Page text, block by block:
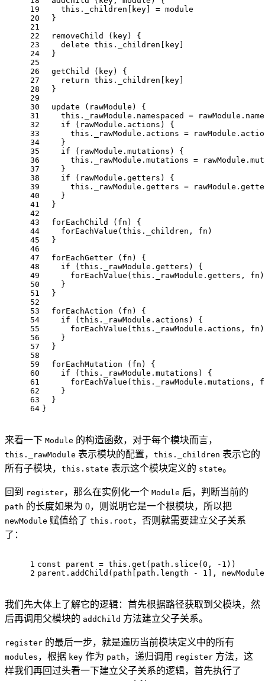
19
20
21
22
23
24
25
26
27
28
29
30
31
32
33
34
35
36
37
38
39
40
41
42
43
44
45
46
47
48
49
50
51
52
53
54
55
56
57
58
59
60
61
62
63
64
this . _children [key] = module
  }
removeChild
(key) {
delete this . _children [key]
  }
getChild
(key) {
return this . _children [key]
  }
update (rawModule) {
this . _rawModule . namespaced = rawModule.
if (rawModule. actions ) {
this . _rawModule . actions = rawModule.
    }
if (rawModule. mutations ) {
this . _rawModule . mutations = rawModule.
    }
if (rawModule. getters ) {
this . _rawModule . getters = rawModule.
    }
  }
forEachChild
(fn) {
forEachValue (this . _children , fn)
  }
forEachGetter (fn) {
if (this . _rawModule . getters ) {
forEachValue (this . _rawModule . getters , fn)
    }
  }
forEachAction (fn) {
if (this . _rawModule . actions ) {
forEachValue (this . _rawModule . actions , fn)
    }
  }
forEachMutation (fn) {
if (this . _rawModule . mutations ) {
forEachValue (this . _rawModule . mutations ,
    }
  }
}
来看一下 Module 的构造函数，对于每个模块而言，
this._rawModule 表示模块的配置， this._children 表示它的
所有子模块， this.state 表示这个模块定义的 state。
回到 register，那么在实例化一个 Module 后，判断当前的
path 的长度如果为 0，则说明它是一个根模块，所以把
newModule 赋值给了 this.root ，否则就需要建立父子关系
了：
1
2
const parent = this . get (path. slice (0 , - 1 ))
parent. addChild (path[path. length - 1 ],
我们先大体上了解它的逻辑：首先根据路径获取到父模块，然
后再调用父模块的 addChild 方法建立父子关系。
register 的最后一步，就是遍历当前模块定义中的所有
modules ，根据 key 作为 path ，递归调用 register 方法，这
样我们再回过头看一下建立父子关系的逻辑，首先执行了